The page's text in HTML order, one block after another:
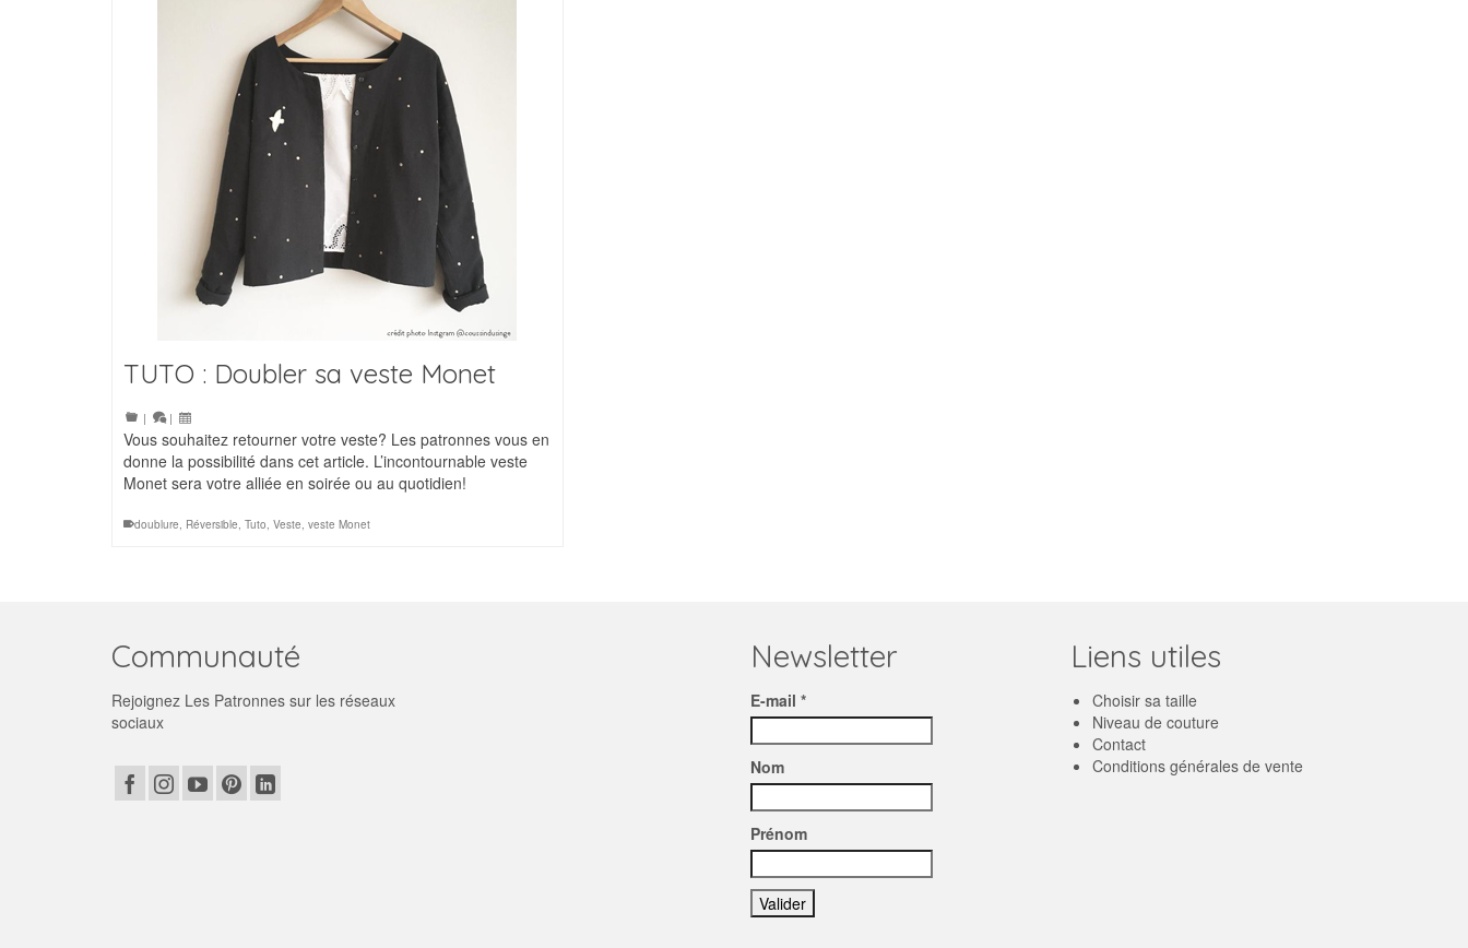
TUTO : Doubler sa veste Monet
| |
Vous souhaitez retourner votre veste? Les patronnes vous en
donne la possibilité dans cet article. L’incontournable veste
Monet sera votre alliée en soirée ou au quotidien!
doublure, Réversible, Tuto, Veste, veste Monet
Communauté
Rejoignez Les Patronnes sur les réseaux
sociaux
Newsletter
E-mail *
Nom
Prénom
Liens utiles
Choisir sa taille
Niveau de couture
Contact
Conditions générales de vente